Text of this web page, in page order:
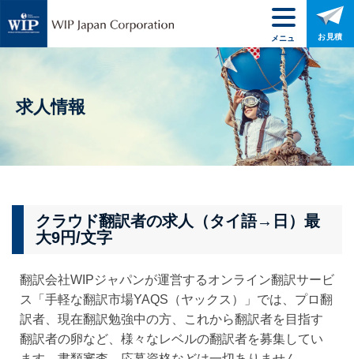
求人情報
クラウド翻訳者の求人（タイ語→日）最
大9円/文字
翻訳会社WIPジャパンが運営するオンライン翻訳サービ
ス「手軽な翻訳市場YAQS（ヤックス）」では、プロ翻
訳者、現在翻訳勉強中の方、これから翻訳者を目指す
翻訳者の卵など、様々なレベルの翻訳者を募集してい
メニュ
ー
お見積